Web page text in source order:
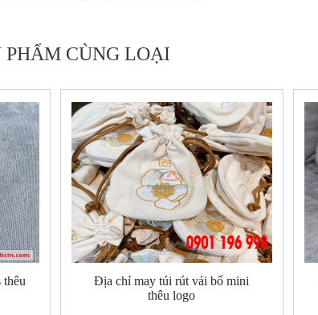
PHẨM CÙNG LOẠI
thêu
Địa chỉ may túi rút vải bố mini
thêu logo